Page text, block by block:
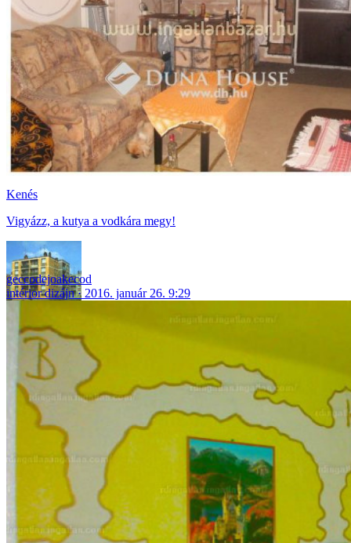
Kenés
Vigyázz, a kutya a vodkára megy!
geccodejoakecod
intérior dizájn
2016. január 26. 9:29